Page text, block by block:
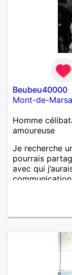
Beubeu40000
Mont-de-
Homme
amoureuse
Je recherche
pourrais
avec qui
moment
à deux et